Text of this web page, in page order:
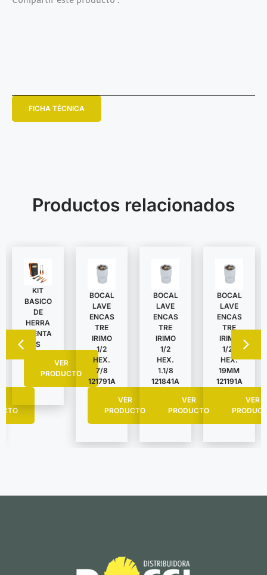
FICHA TÉCNICA
Productos relacionados
KIT
BASICO
DE
HERRA
MIENTA
S
VER
PRODUCTO
BOCAL
LAVE
ENCAS
TRE
IRIMO
1/2
HEX.
7/8
121791A
VER
PRODUCTO
BOCAL
LAVE
ENCAS
TRE
IRIMO
1/2
HEX.
1.1/8
121841A
VER
PRODUCTO
BOCAL
LAVE
ENCAS
TRE
IRIMO
1/2″
HEX.
19MM
121191A
VER